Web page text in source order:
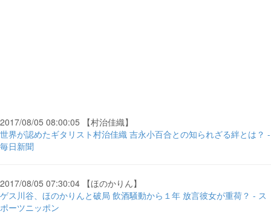
2017/08/05 08:00:05 【村治佳織】
世界が認めたギタリスト村治佳織 吉永小百合との知られざる絆とは？ -
毎日新聞
2017/08/05 07:30:04 【ほのかりん】
ゲス川谷、ほのかりんと破局 飲酒騒動から１年 放言彼女が重荷？ - ス
ポーツニッポン